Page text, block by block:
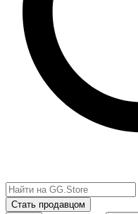
Стать продавцом